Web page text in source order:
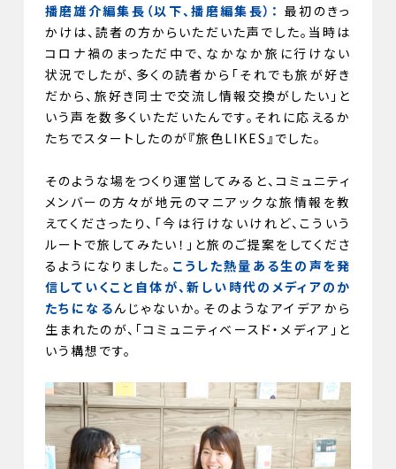
播磨雄介編集長（以下、播磨編集長）： 最初のきっ
かけは、読者の方からいただいた声でした。当時は
コロナ禍のまっただ中で、なかなか旅に行けない
状況でしたが、多くの読者から「それでも旅が好き
だから、旅好き同士で交流し情報交換がしたい」と
いう声を数多くいただいたんです。それに応えるか
たちでスタートしたのが『旅色LIKES』でした。
そのような場をつくり運営してみると、コミュニティ
メンバーの方々が地元のマニアックな旅情報を教
えてくださったり、「今は行けないけれど、こういう
ルートで旅してみたい！」と旅のご提案をしてくださ
るようになりました。 こうした熱量ある生の声を発
信していくこと自体が、新しい時代のメディアのか
たちになるんじゃないか。そのようなアイデアから
生まれたのが、「コミュニティベースド・メディア」と
いう構想です。